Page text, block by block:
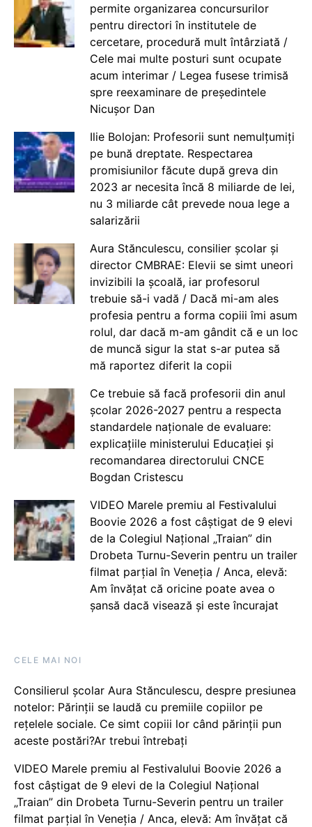
permite organizarea concursurilor
pentru directori în institutele de
cercetare, procedură mult întârziată /
Cele mai multe posturi sunt ocupate
acum interimar / Legea fusese trimisă
spre reexaminare de președintele
Nicușor Dan
Ilie Bolojan: Profesorii sunt nemulțumiți
pe bună dreptate. Respectarea
promisiunilor făcute după greva din
2023 ar necesita încă 8 miliarde de lei,
nu 3 miliarde cât prevede noua lege a
salarizării
Aura Stănculescu, consilier școlar și
director CMBRAE: Elevii se simt uneori
invizibili la școală, iar profesorul
trebuie să-i vadă / Dacă mi-am ales
profesia pentru a forma copiii îmi asum
rolul, dar dacă m-am gândit că e un loc
de muncă sigur la stat s-ar putea să
mă raportez diferit la copii
Ce trebuie să facă profesorii din anul
școlar 2026-2027 pentru a respecta
standardele naționale de evaluare:
explicațiile ministerului Educației și
recomandarea directorului CNCE
Bogdan Cristescu
VIDEO Marele premiu al Festivalului
Boovie 2026 a fost câștigat de 9 elevi
de la Colegiul Național „Traian” din
Drobeta Turnu-Severin pentru un trailer
filmat parțial în Veneția / Anca, elevă:
Am învățat că oricine poate avea o
șansă dacă visează și este încurajat
CELE MAI NOI
Consilierul școlar Aura Stănculescu, despre presiunea
notelor: Părinții se laudă cu premiile copiilor pe
rețelele sociale. Ce simt copiii lor când părinții pun
aceste postări?Ar trebui întrebați
VIDEO Marele premiu al Festivalului Boovie 2026 a
fost câștigat de 9 elevi de la Colegiul Național
„Traian” din Drobeta Turnu-Severin pentru un trailer
filmat parțial în Veneția / Anca, elevă: Am învățat că